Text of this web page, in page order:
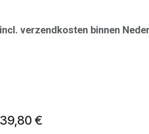
incl. verzendkosten binnen
39,80 €